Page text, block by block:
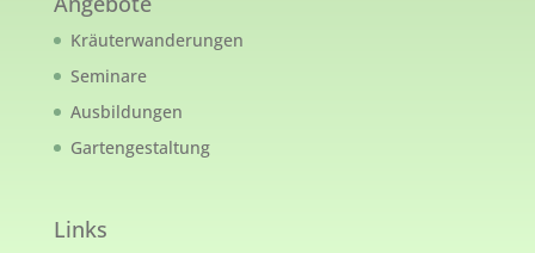
Kräuterwanderungen
Seminare
Ausbildungen
Gartengestaltung
Links